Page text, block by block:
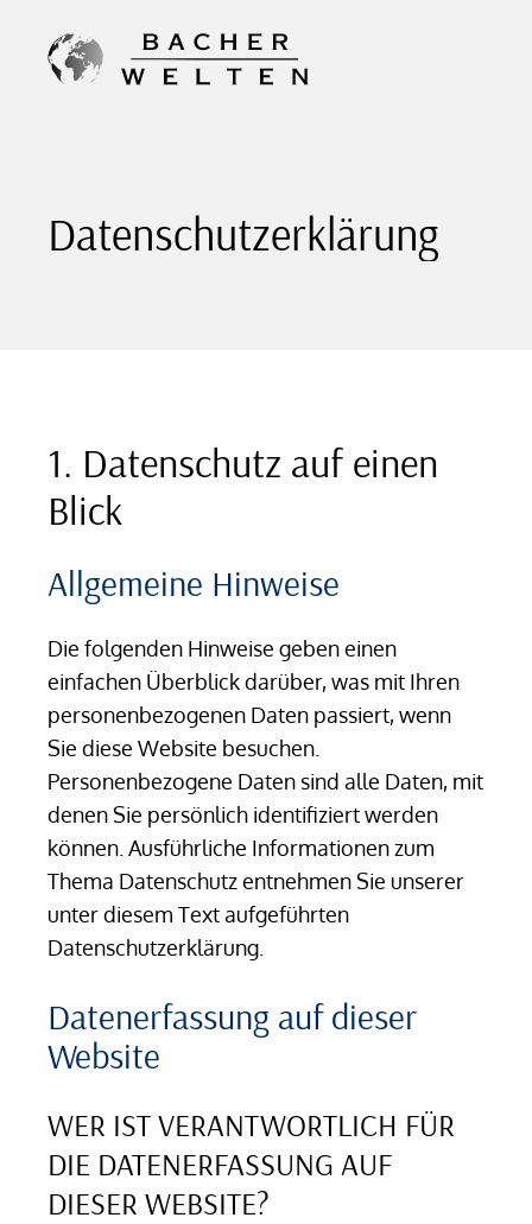
Inhalt
Datenschutzerklärung
1. Datenschutz auf einen
Blick
Allgemeine Hinweise
Die folgenden Hinweise geben einen
einfachen Überblick darüber, was mit Ihren
personenbezogenen Daten passiert, wenn
Sie diese Website besuchen.
Personenbezogene Daten sind alle Daten, mit
denen Sie persönlich identifiziert werden
können. Ausführliche Informationen zum
Thema Datenschutz entnehmen Sie unserer
unter diesem Text aufgeführten
Datenschutzerklärung.
Datenerfassung auf dieser
Website
WER IST VERANTWORTLICH FÜR
DIE DATENERFASSUNG AUF
DIESER WEBSITE?